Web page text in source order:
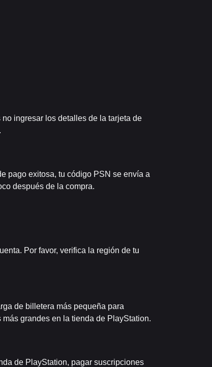
ingresar los detalles de la tarjeta de
pago exitosa, tu código PSN se envía a
después de la compra.
Por favor, verifica la región de tu
de billetera más pequeña para
grandes en la tienda de PlayStation.
de PlayStation, pagar suscripciones